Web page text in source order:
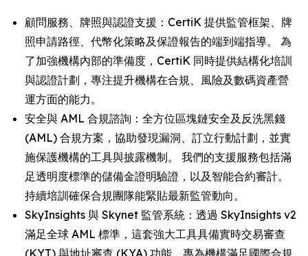
顧問服務、牌照與認證支援：CertiK 提供監管框架、牌
照申請路徑、代幣化策略及保證報告的端到端指導。 為
了加強機構內部的準備度，CertiK 同時提供結構化培訓
與認證計劃，專注提升機構在合規、風險及數碼資產營
運方面的能力。
安全與 AML 合規諮詢：全方位區塊鏈安全及反洗黑錢
(AML) 合規方案，協助發現漏洞、訂立行動計劃，並實
施保護機構的工具與披露機制。 我們的支援服務包括滿
足透明度標準的儲備金證明驗證，以及智能合約審計。
持續培訓確保合規團隊能緊貼最新監管動向。
SkyInsights 與 Skynet 監管系統：透過 SkyInsights v2
滿足全球 AML 標準，這套強大工具具備實時交易審查
(KYT) 與地址審查 (KYA) 功能，專為機構滿足國際合規